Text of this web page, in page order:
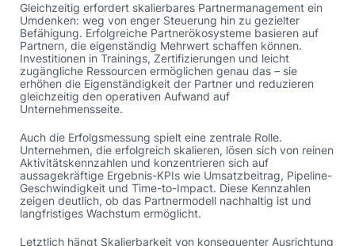
Gleichzeitig erfordert skalierbares Partnermanagement ein
Umdenken: weg von enger Steuerung hin zu gezielter
Befähigung. Erfolgreiche Partnerökosysteme basieren auf
Partnern, die eigenständig Mehrwert schaffen können.
Investitionen in Trainings, Zertifizierungen und leicht
zugängliche Ressourcen ermöglichen genau das – sie
erhöhen die Eigenständigkeit der Partner und reduzieren
gleichzeitig den operativen Aufwand auf
Unternehmensseite.
Auch die Erfolgsmessung spielt eine zentrale Rolle.
Unternehmen, die erfolgreich skalieren, lösen sich von reinen
Aktivitätskennzahlen und konzentrieren sich auf
aussagekräftige Ergebnis-KPIs wie Umsatzbeitrag, Pipeline-
Geschwindigkeit und Time-to-Impact. Diese Kennzahlen
zeigen deutlich, ob das Partnermodell nachhaltig ist und
langfristiges Wachstum ermöglicht.
Letztlich hängt Skalierbarkeit von konsequenter Ausrichtung